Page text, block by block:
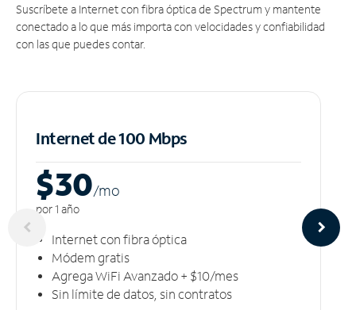
Suscríbete a Internet con fibra óptica de Spectrum y mantente
conectado a lo que más importa con velocidades y confiabilidad
con las que puedes contar.
Internet de 100 Mbps
$30/mo
por 1 año
Internet con fibra óptica
Módem gratis
Agrega WiFi Avanzado + $10/mes
Sin límite de datos, sin contratos